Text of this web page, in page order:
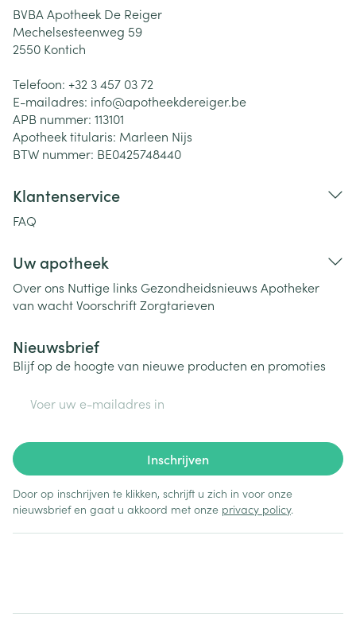
BVBA Apotheek De Reiger
Mechelsesteenweg 59
2550 Kontich
Telefoon: +32 3 457 03 72
E-mailadres: info@apotheekdereiger.be
APB nummer: 113101
Apotheek titularis: Marleen Nijs
BTW nummer: BE0425748440
Klantenservice
FAQ
Uw apotheek
Over ons Nuttige links Gezondheidsnieuws Apotheker
van wachtVoorschriftZorgtarieven
Nieuwsbrief
Blijf op de hoogte van nieuwe producten en promoties
Inschrijven
Door op inschrijven te klikken, schrijft u zich in voor onze
nieuwsbrief en gaat u akkoord met onze privacy policy.